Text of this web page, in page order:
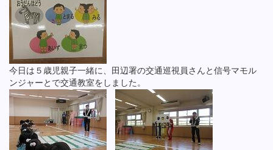
今日は５歳児親子一緒に、田辺署の交通巡視員さんと信号マモル
ンジャーとで交通教室をしました。